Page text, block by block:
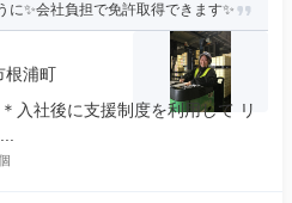
✨会社負担で免許取得できます✨
根浦町
入社後に支援制度を利用して リ